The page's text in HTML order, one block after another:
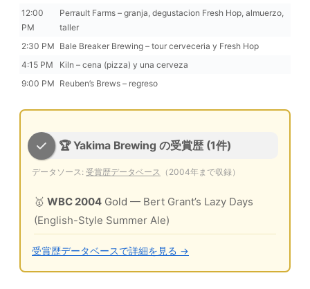
12:00
PM
Perrault Farms – granja, degustacion Fresh Hop, almuerzo,
taller
2:30 PM Bale Breaker Brewing – tour cerveceria y Fresh Hop
4:15 PM
Kiln – cena (pizza) y una cerveza
9:00 PM Reuben’s Brews – regreso
🏆 Yakima Brewing の受賞歴 (1件)
データソース: 受賞歴データベース （2004年まで収録）
🥇 WBC 2004 Gold — Bert Grant’s Lazy Days
(English-Style Summer Ale)
受賞歴データベースで詳細を見る →